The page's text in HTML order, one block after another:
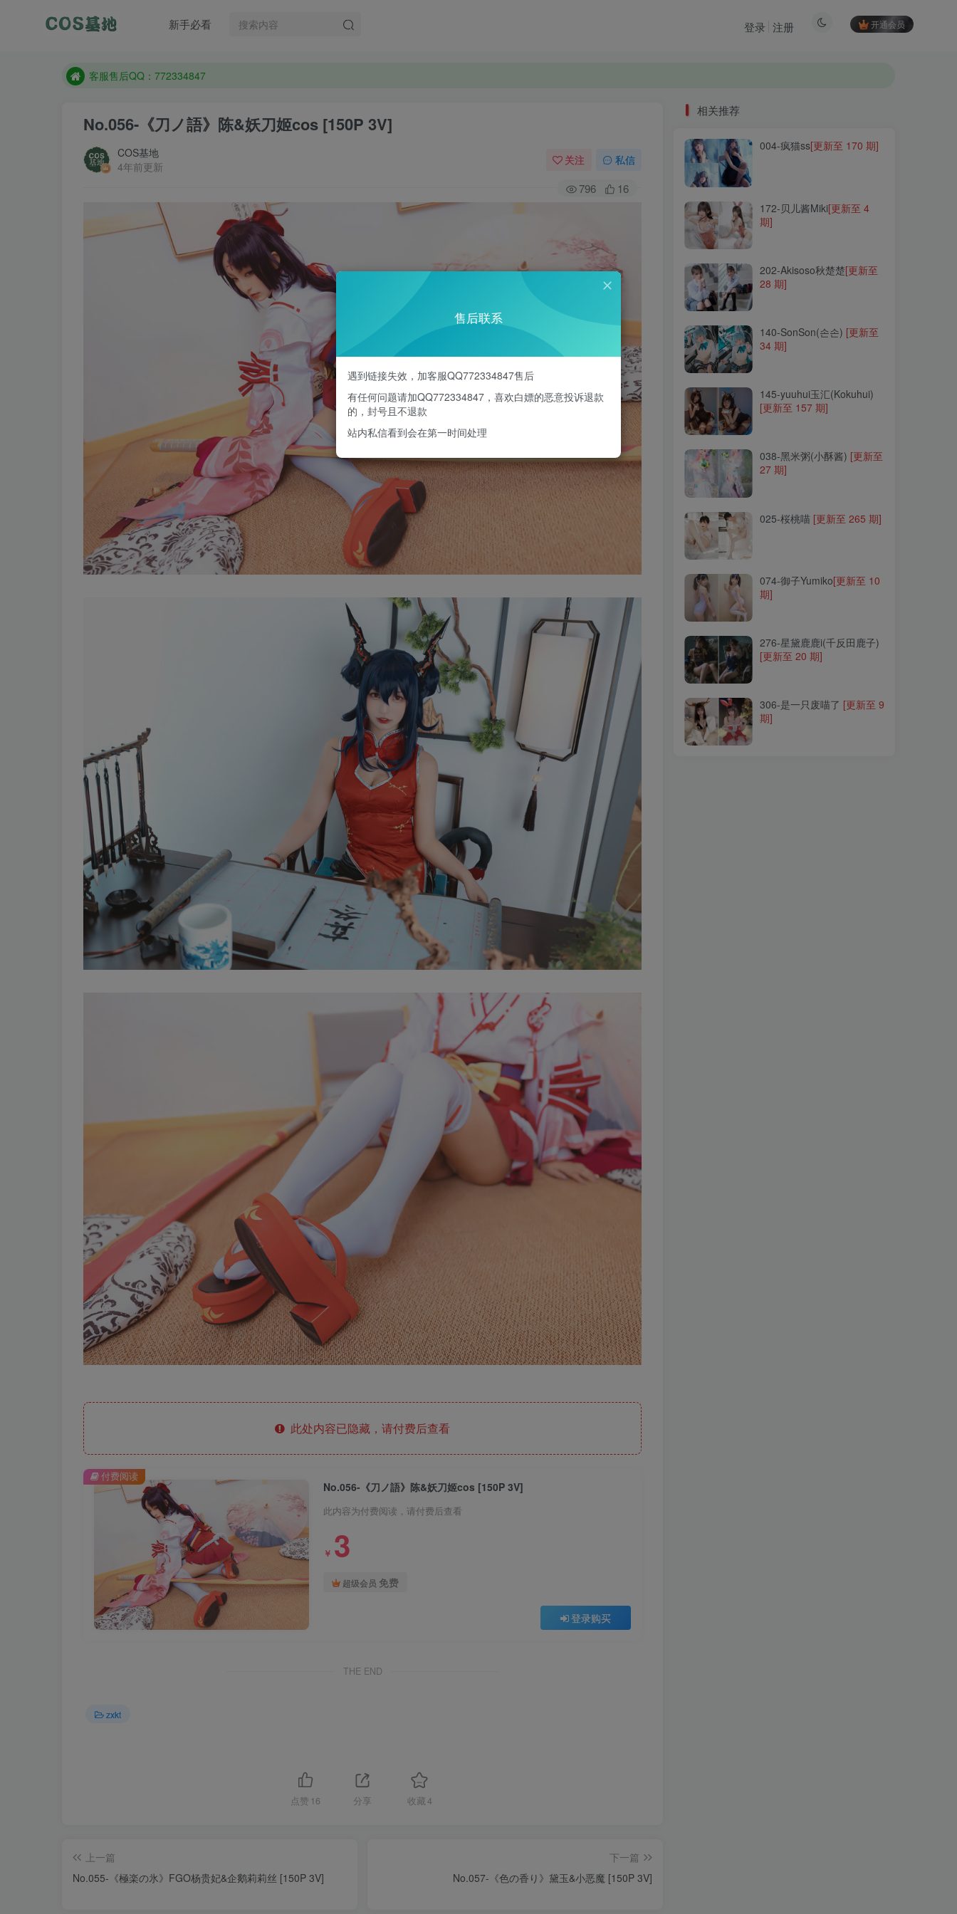
新手必看 开通会员
登录 注册
遇到任何问题加客服QQ：772334847
客服售后QQ：772334847
防失联：百度搜索《一七天佳》，实时查看最新站点。
No.056-《刀ノ語》陈&妖刀姬cos [150P 3V]
COS基地
4年前更新
关注 私信
796 16
此处内容已隐藏，请付费后查看
No.056-《刀ノ語》陈&妖刀姬cos [150P 3V]
此内容为付费阅读，请付费后查看
￥ 3
超级会员 免费
登录购买
付费阅读
THE END
zxkt
点赞 16 分享 收藏4
上一篇
No.055-《極楽の氷》FGO杨贵妃&企鹅莉莉丝 [150P 3V]
下一篇
No.057-《色の香り》黛玉&小恶魔 [150P 3V]
202-Akisoso秋楚楚
140-SonSon(손손)
145-yuuhui玉汇(Kokuhui)
038-黑米粥(小酥酱)
276-星黛鹿鹿i(千反田鹿子)
306-是一只废喵了
相关推荐
004-疯猫ss[更新至 170 期]
172-贝儿酱Miki[更新至 4
期]
202-Akisoso秋楚楚[更新至
28 期]
140-SonSon(손손) [更新至
34 期]
145-yuuhui玉汇(Kokuhui)
[更新至 157 期]
038-黑米粥(小酥酱) [更新至
27 期]
025-桜桃喵 [更新至 265 期]
074-御子Yumiko[更新至 10
期]
276-星黛鹿鹿i(千反田鹿子)
[更新至 20 期]
306-是一只废喵了 [更新至 9
期]
售后联系
遇到链接失效，加客服QQ772334847售后
有任何问题请加QQ772334847，喜欢白嫖的恶意投诉退款
的，封号且不退款
站内私信看到会在第一时间处理